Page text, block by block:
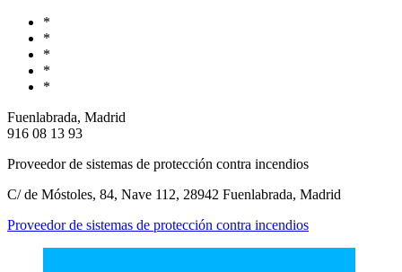
*
*
*
*
*
Fuenlabrada, Madrid
916 08 13 93
Proveedor de sistemas de protección contra incendios
C/ de Móstoles, 84, Nave 112, 28942 Fuenlabrada, Madrid
Proveedor de sistemas de protección contra incendios